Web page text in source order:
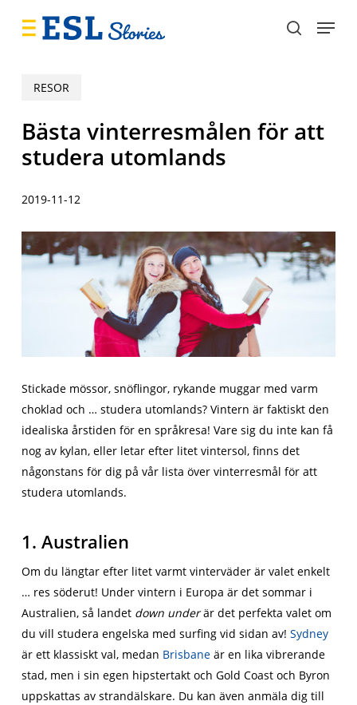
search
Menu
RESOR
Bästa vinterresmålen för att
studera utomlands
2019-11-12
Stickade mössor, snöflingor, rykande muggar med varm
choklad och … studera utomlands? Vintern är faktiskt den
idealiska årstiden för en språkresa! Vare sig du inte kan få
nog av kylan, eller letar efter litet vintersol, finns det
någonstans för dig på vår lista över vinterresmål för att
studera utomlands.
1. Australien
Om du längtar efter litet varmt vinterväder är valet enkelt
… res söderut! Under vintern i Europa är det sommar i
Australien, så landet down underär det perfekta valet om
du vill studera engelska med surfing vid sidan av! Sydney
är ett klassiskt val, medan Brisbaneär en lika vibrerande
stad, men i sin egen hipstertakt och Gold Coast och Byron
uppskattas av strandälskare. Du kan även anmäla dig till